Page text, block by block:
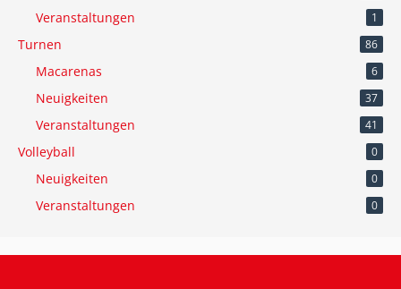
Veranstaltungen 1
Turnen 86
Macarenas 6
Neuigkeiten 37
Veranstaltungen 41
Volleyball 0
Neuigkeiten 0
Veranstaltungen 0